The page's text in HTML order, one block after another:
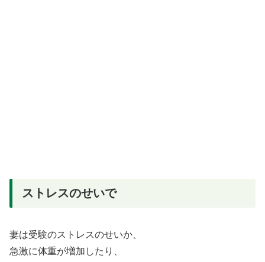
ストレスのせいで
妻は受験のストレスのせいか、
急激に体重が増加したり、